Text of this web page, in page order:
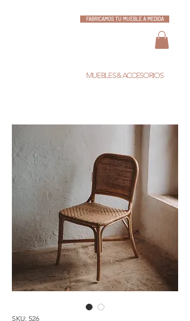
FABRICAMOS TU MUEBLE A MEDIDA
MUEBLES & ACCESORIOS
SKU: 526